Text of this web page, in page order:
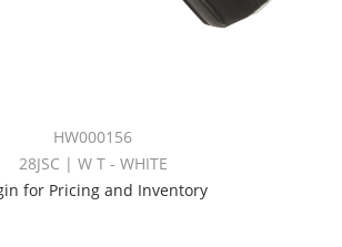
HW000156
28JSC | W T - WHITE
for Pricing and Inventory